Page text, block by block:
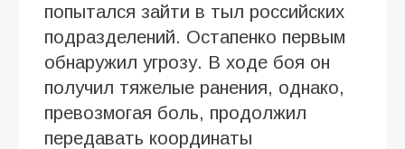
попытался зайти в тыл российских
подразделений. Остапенко первым
обнаружил угрозу. В ходе боя он
получил тяжелые ранения, однако,
превозмогая боль, продолжил
передавать координаты